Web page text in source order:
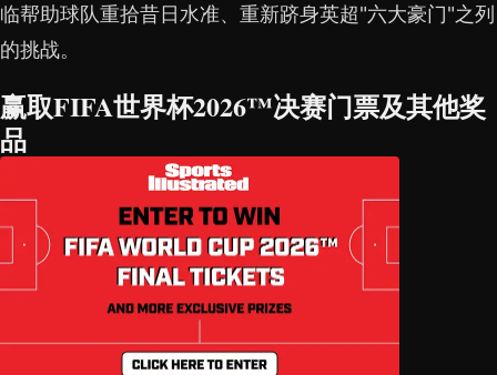
临帮助球队重拾昔日水准、重新跻身英超"六大豪门"之列
的挑战。
赢取FIFA世界杯2026™决赛门票及其他奖
品